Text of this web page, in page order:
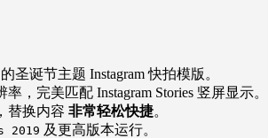
圣诞节主题 Instagram 快拍模版。
率，完美匹配 Instagram Stories 竖屏显示。
替换内容 非常轻松快捷。
2019 及更高版本运行。